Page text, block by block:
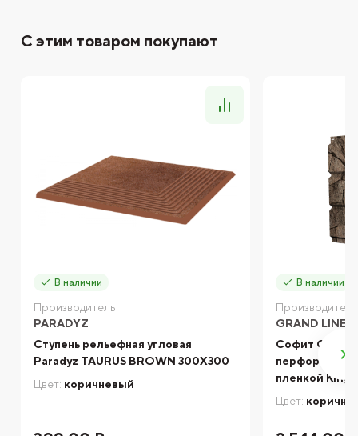
С этим товаром покупают
В наличии
Производитель:
PARADYZ
Ступень рельефная угловая
Paradyz TAURUS BROWN 300X300
Цвет: коричневый
В наличии
GRAND LINE
Софит Grand
перфорация
пленкой King
Цвет: